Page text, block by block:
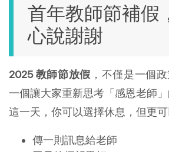
首年教師節補假
心說謝謝
2025 教師節放假 ，不僅是一個
一個讓大家重新思考「感恩老師」
這一天，你可以選擇休息，但更可
傳一則訊息給老師